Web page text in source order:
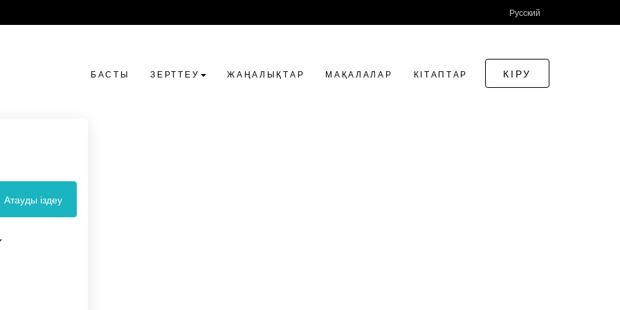
Русский
БАСТЫ ЗЕРТТЕУ ЖАҢАЛЫҚТАР МАҚАЛАЛАР КІТАПТАР КІРУ
Атауды іздеу